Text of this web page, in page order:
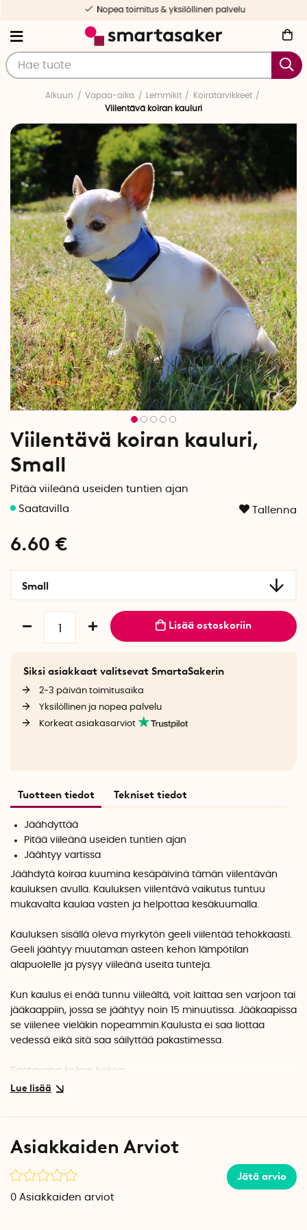
Nopea toimitus & yksilöllinen palvelu
Alkuun Vapaa-aika Lemmikit
Koiratarvikkeet
Viilentävä koiran kauluri
Viilentävä koiran kauluri,
Small
Pitää viileänä useiden tuntien ajan
Tallenna
6.60 €
Small
Lisää ostoskoriin
Siksi asiakkaat valitsevat SmartaSakerin
2-3 päivän toimitusaika
Yksilöllinen ja nopea palvelu
Korkeat asiakasarviot
Tuotteen tiedot Tekniset tiedot
Jäähdyttää
Pitää viileänä useiden tuntien ajan
Jäähtyy vartissa
Jäähdytä koiraa kuumina kesäpäivinä tämän viilentävän
kauluksen avulla. Kauluksen viilentävä vaikutus tuntuu
mukavalta kaulaa vasten ja helpottaa kesäkuumalla.
Kauluksen sisällä oleva myrkytön geeli viilentää tehokkaasti.
Geeli jäähtyy muutaman asteen kehon lämpötilan
alapuolelle ja pysyy viileänä useita tunteja.
Kun kaulus ei enää tunnu viileältä, voit laittaa sen varjoon tai
jääkaappiin, jossa se jäähtyy noin 15 minuutissa. Jääkaapissa
se viilenee vieläkin nopeammin.Kaulusta ei saa liottaa
vedessä eikä sitä saa säilyttää pakastimessa.
Saatavana kolme kokoa:
Large: 45 cm - 65 cm
Asiakkaiden Arviot
Jätä arvio
0 Asiakkaiden arviot